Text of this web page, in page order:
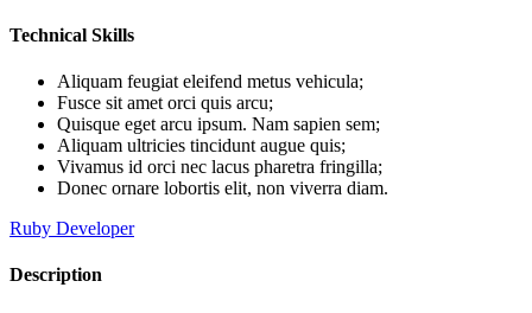
Technical Skills
Aliquam feugiat eleifend metus vehicula;
Fusce sit amet orci quis arcu;
Quisque eget arcu ipsum. Nam sapien sem;
Aliquam ultricies tincidunt augue quis;
Vivamus id orci nec lacus pharetra fringilla;
Donec ornare lobortis elit, non viverra diam.
Ruby Developer
Description